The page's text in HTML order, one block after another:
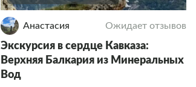
Анастасия Ожидает отзывов
Экскурсия в сердце Кавказа:
Верхняя Балкария из Минеральных
Вод